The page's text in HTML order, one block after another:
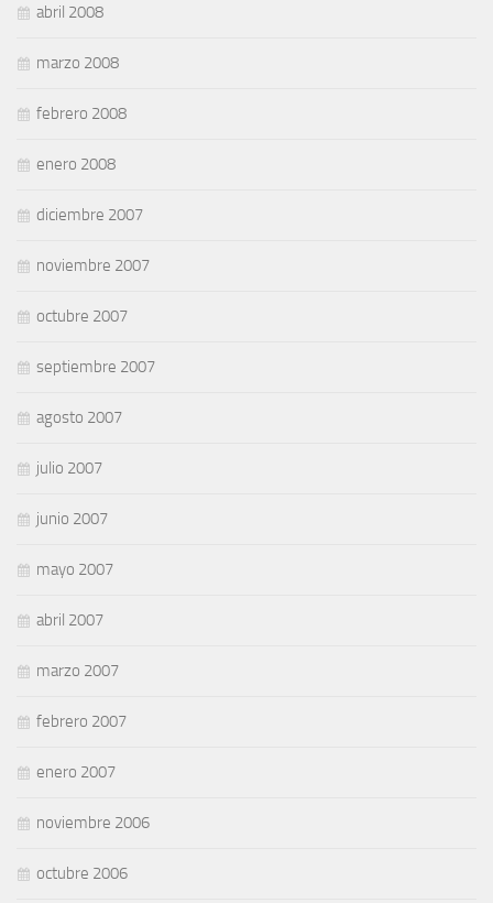
abril 2008
marzo 2008
febrero 2008
enero 2008
diciembre 2007
noviembre 2007
octubre 2007
septiembre 2007
agosto 2007
julio 2007
junio 2007
mayo 2007
abril 2007
marzo 2007
febrero 2007
enero 2007
noviembre 2006
octubre 2006